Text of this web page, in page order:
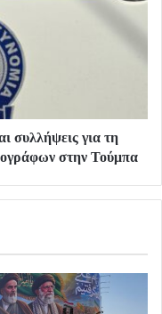
συλλήψεις για τη
στην Τούμπα